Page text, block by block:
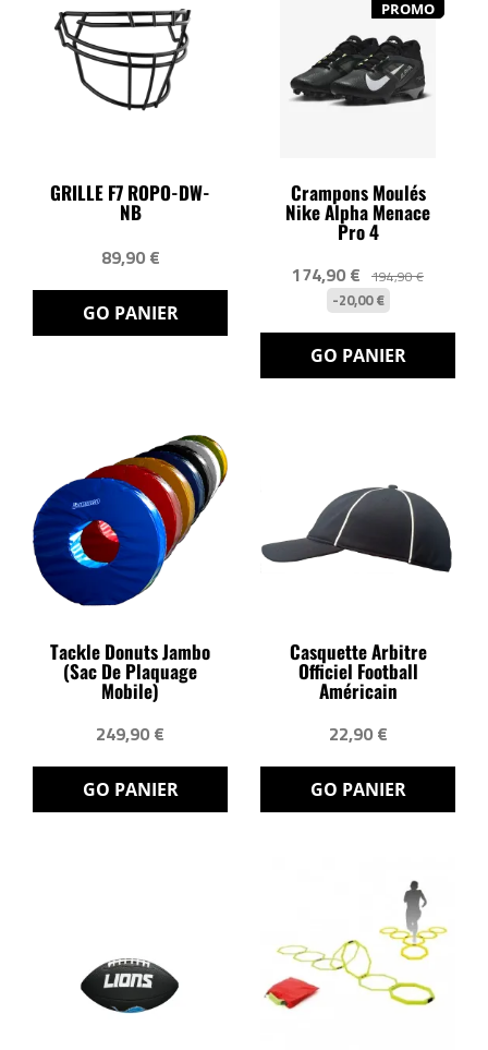
GRILLE F7 ROPO-DW-
NB
89,90 €
GO PANIER
PROMO
Crampons Moulés
Nike Alpha Menace
Pro 4
174,90 € 194,90 €
-20,00 €
GO PANIER
Tackle Donuts Jambo
(sac De Plaquage
Mobile)
249,90 €
GO PANIER
Casquette Arbitre
Officiel Football
Américain
22,90 €
GO PANIER